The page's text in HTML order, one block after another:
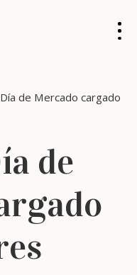
de Mercado cargado
de